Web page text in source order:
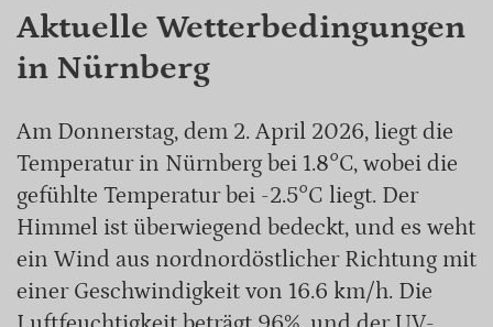
Aktuelle Wetterbedingungen
in Nürnberg
Am Donnerstag, dem 2. April 2026, liegt die
Temperatur in Nürnberg bei 1.8°C, wobei die
gefühlte Temperatur bei -2.5°C liegt. Der
Himmel ist überwiegend bedeckt, und es weht
ein Wind aus nordnordöstlicher Richtung mit
einer Geschwindigkeit von 16.6 km/h. Die